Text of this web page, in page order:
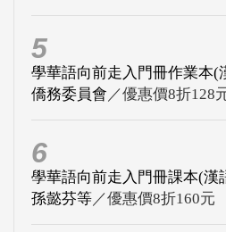
5
學華語向前走入門冊作業本(
僑務委員會 ／優惠價8折128
6
學華語向前走入門冊課本(漢
孫懿芬等／優惠價8折160元